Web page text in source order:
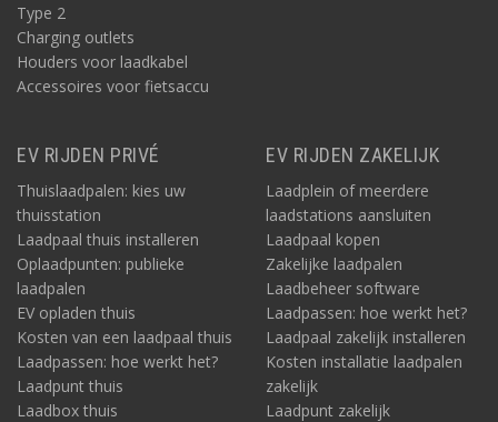
Type 2
Charging outlets
Houders voor laadkabel
Accessoires voor fietsaccu
EV RIJDEN PRIVÉ
Thuislaadpalen: kies uw
thuisstation
Laadpaal thuis installeren
Oplaadpunten: publieke
laadpalen
EV opladen thuis
Kosten van een laadpaal thuis
Laadpassen: hoe werkt het?
Laadpunt thuis
Laadbox thuis
EV RIJDEN ZAKELIJK
Laadplein of meerdere
laadstations aansluiten
Laadpaal kopen
Zakelijke laadpalen
Laadbeheer software
Laadpassen: hoe werkt het?
Laadpaal zakelijk installeren
Kosten installatie laadpalen
zakelijk
Laadpunt zakelijk